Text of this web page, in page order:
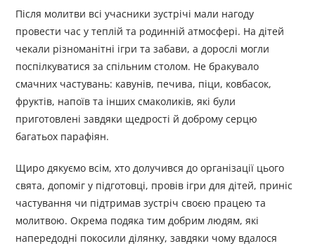
Після молитви всі учасники зустрічі мали нагоду
провести час у теплій та родинній атмосфері. На дітей
чекали різноманітні ігри та забави, а дорослі могли
поспілкуватися за спільним столом. Не бракувало
смачних частувань: кавунів, печива, піци, ковбасок,
фруктів, напоїв та інших смаколиків, які були
приготовлені завдяки щедрості й доброму серцю
багатьох парафіян.
Щиро дякуємо всім, хто долучився до організації цього
свята, допоміг у підготовці, провів ігри для дітей, приніс
частування чи підтримав зустріч своєю працею та
молитвою. Окрема подяка тим добрим людям, які
напередодні покосили ділянку, завдяки чому вдалося